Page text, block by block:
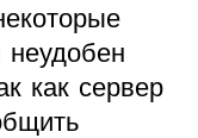
неудобен
как сервер